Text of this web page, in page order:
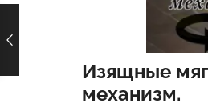
Изящные
механизм.